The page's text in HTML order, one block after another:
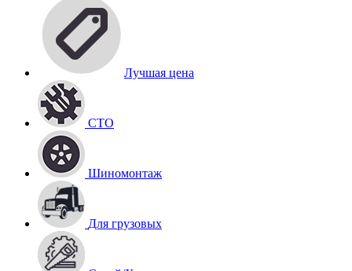
Лучшая цена
СТО
Шиномонтаж
Для грузовых